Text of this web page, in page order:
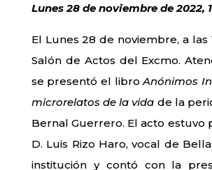
Lunes 28 de noviembre de 2022,
El Lunes 28 de noviembre, a las
Salón de Actos del Excmo.
se presentó el libroAnónimos
microrelatos de la vida de la
Bernal Guerrero. El acto estuvo
D. Luis Rizo Haro, vocal de
institución y contó con la